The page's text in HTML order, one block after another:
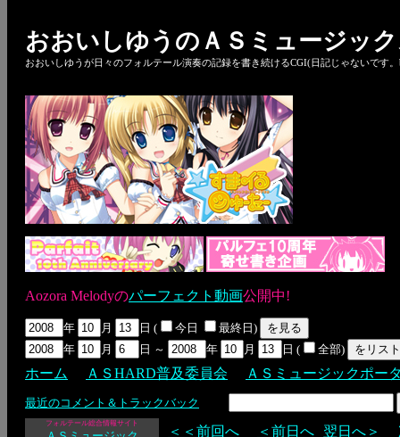
おおいしゆうのＡＳミュージッ
おおいしゆうが日々のフォルテール演奏の記録を書き続けるCGI(日記じゃないです
Aozora Melodyのパーフェクト動画公開中!
年 月 日 ( 今日
最終日)
年
月 日 ～ 年 月 日 ( 全部)
ホーム ＡＳHARD普及委員会 ＡＳミュージックポー
最近のコメント＆トラックバック
フォルテール総合情報サイト
＜＜前回へ ＜前日へ 翌日へ＞